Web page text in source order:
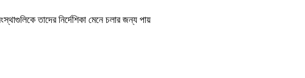
তাদের নির্দেশিকা মেনে চলার জন্য পায়